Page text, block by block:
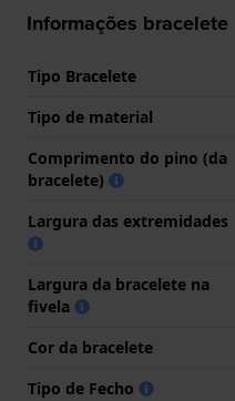
Informações bracelete
Tipo Bracelete
Tipo de material
Comprimento do pino (da
bracelete)
Largura das extremidades
Largura da bracelete na
fivela
Cor da bracelete
Tipo de Fecho